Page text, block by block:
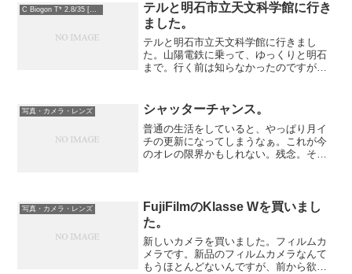
C Biogon T* 2.8/35 [ZM]
テルと明石市立天文科学館に行き
ました。
テルと明石市立天文科学館に行きまし
た。山陽電鉄に乗って、ゆっくりと明石
まで。行く前は知らなかったのですが、
市立天文科学館では博物館らしきところ
もあり、宇宙や太陽系のお話と...
写真・カメラ・レンズ シャッターチャンス。
普通の生活をしていると、やっぱり月イ
チの更新になってしまうなぁ。これが今
のオレの限界かもしれない。残念。それ
なかなかいい写真が撮れな...
写真・カメラ・レンズ
FujiFilmのKlasse Wを買いまし
た。
新しいカメラを買いました。フィルムカ
メラです。新品のフィルムカメラなんて
もうほとんどないんですが、前から欲し